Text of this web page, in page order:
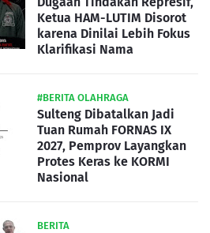
Ketua HAM-LUTIM Disorot
karena Dinilai Lebih Fokus
Klarifikasi Nama
#BERITA OLAHRAGA
Sulteng Dibatalkan Jadi
Tuan Rumah FORNAS IX
2027, Pemprov Layangkan
Protes Keras ke KORMI
Nasional
BERITA